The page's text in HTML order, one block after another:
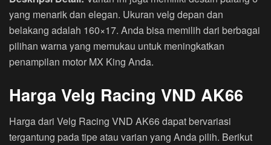
yang menarik dan elegan. Ukuran velg depan dan
belakang adalah 160×17. Anda bisa memilih dari berbagai
pilihan warna yang memukau untuk meningkatkan
penampilan motor MX King Anda.
Harga Velg Racing VND AK66
Harga dari Velg Racing VND AK66 dapat bervariasi
tergantung pada tipe atau varian yang Anda pilih. Berikut